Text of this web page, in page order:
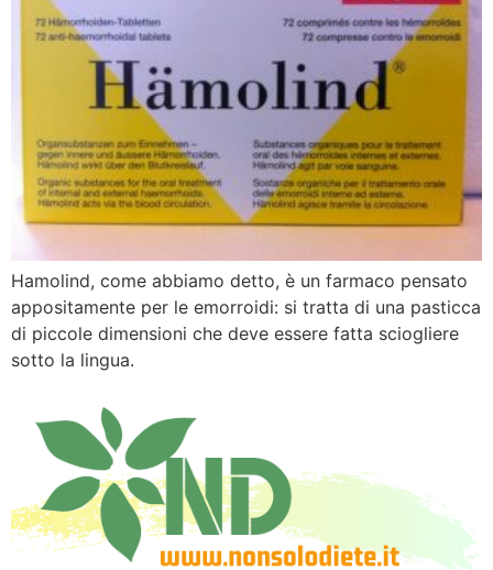
Hamolind, come abbiamo detto, è un farmaco pensato
appositamente per le emorroidi: si tratta di una pasticca
di piccole dimensioni che deve essere fatta sciogliere
sotto la lingua.